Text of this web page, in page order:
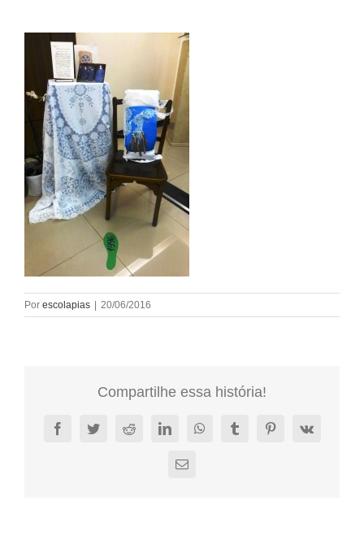
Por escolapias 20/06/2016
Compartilhe essa história!
FacebookTwitterRedditLinkedInWhatsAppTumblrPinterest
Vk
E-